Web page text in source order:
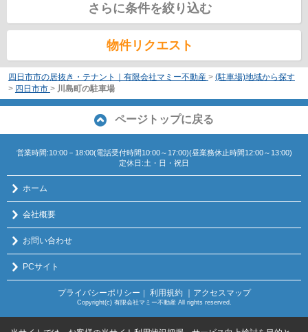
さらに条件を絞り込む
物件リクエスト
四日市市の居抜き・テナント｜有限会社マミー不動産 > (駐車場)地域から探す
> 四日市市 > 川島町の駐車場
ページトップに戻る
営業時間:10:00－18:00(電話受付時間10:00～17:00)(昼業務休止時間12:00～13:00)
定休日:土・日・祝日
ホーム
会社概要
お問い合わせ
PCサイト
プライバシーポリシー ｜ 利用規約 ｜アクセスマップ
Copyright(c) 有限会社マミー不動産 All rights reserved.